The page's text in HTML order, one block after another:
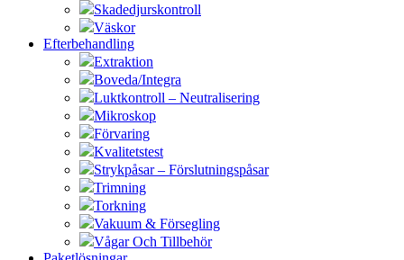
Skadedjurskontroll
Väskor
Efterbehandling
Extraktion
Boveda/Integra
Luktkontroll – Neutralisering
Mikroskop
Förvaring
Kvalitetstest
Strykpåsar – Förslutningspåsar
Trimning
Torkning
Vakuum & Försegling
Vågar Och Tillbehör